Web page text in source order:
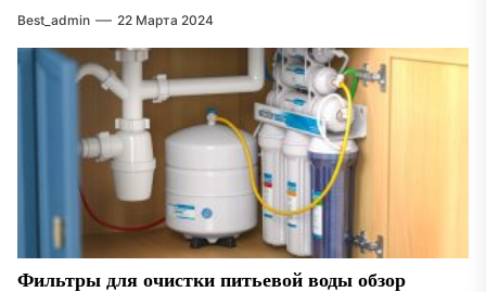
Best_admin 22 Марта 2024
Фильтры для очистки питьевой воды обзор